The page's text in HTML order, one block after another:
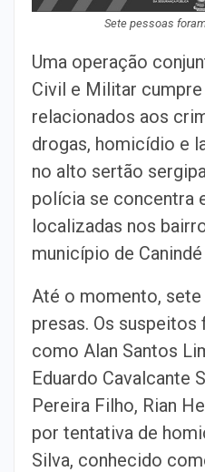
Sete pessoas
Uma operação
Civil e Militar
relacionados aos
drogas, homicídio e
no alto sertão
polícia se concentra
localizadas nos
município de
Até o momento,
presas. Os
como Alan Santos
Eduardo Cavalcante
Pereira Filho, Rian
por tentativa de
Silva, conhecido